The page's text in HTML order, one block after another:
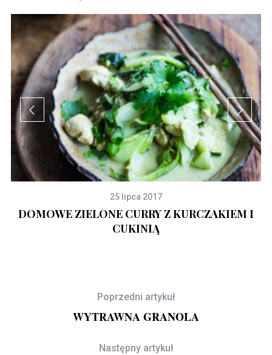
25 lipca 2017
DOMOWE ZIELONE CURRY Z KURCZAKIEM I
CUKINIĄ
Poprzedni artykuł
WYTRAWNA GRANOLA
Następny artykuł